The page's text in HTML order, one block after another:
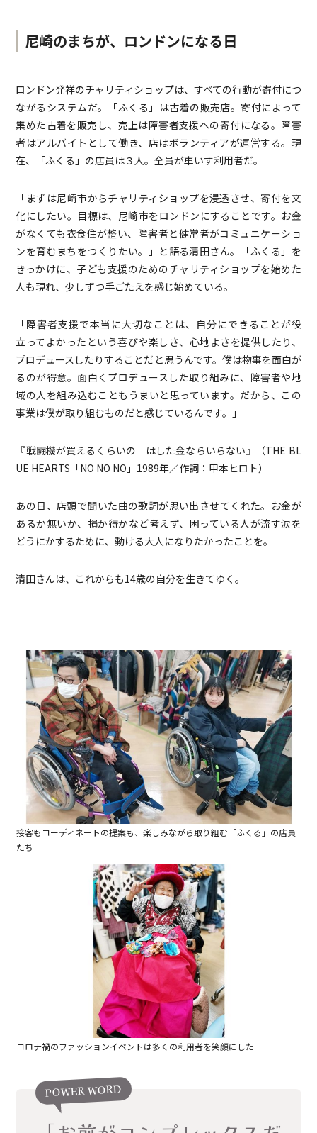
尼崎のまちが、ロンドンになる日
ロンドン発祥のチャリティショップは、すべての行動が寄付につ
ながるシステムだ。「ふくる」は古着の販売店。寄付によって
集めた古着を販売し、売上は障害者支援への寄付になる。障害
者はアルバイトとして働き、店はボランティアが運営する。現
在、「ふくる」の店員は３人。全員が車いす利用者だ。
「まずは尼崎市からチャリティショップを浸透させ、寄付を文
化にしたい。目標は、尼崎市をロンドンにすることです。お金
がなくても衣食住が整い、障害者と健常者がコミュニケーショ
ンを育むまちをつくりたい。」と語る清田さん。「ふくる」を
きっかけに、子ども支援のためのチャリティショップを始めた
人も現れ、少しずつ手ごたえを感じ始めている。
「障害者支援で本当に大切なことは、自分にできることが役
立ってよかったという喜びや楽しさ、心地よさを提供したり、
プロデュースしたりすることだと思うんです。僕は物事を面白が
るのが得意。面白くプロデュースした取り組みに、障害者や地
域の人を組み込むこともうまいと思っています。だから、この
事業は僕が取り組むものだと感じているんです。」
『戦闘機が買えるくらいの はした金ならいらない』（THE BL
UE HEARTS「NO NO NO」1989年／作詞：甲本ヒロト）
あの日、店頭で聞いた曲の歌詞が思い出させてくれた。お金が
あるか無いか、損か得かなど考えず、困っている人が流す涙を
どうにかするために、動ける大人になりたかったことを。
清田さんは、これからも14歳の自分を生きてゆく。
接客もコーディネートの提案も、楽しみながら取り組む「ふくる」の店員
たち
コロナ禍のファッションイベントは多くの利用者を笑顔にした
POWER WORD